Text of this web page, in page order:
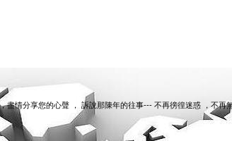
情分享您的心聲 ， 訴說那陳年的往事--- 不再徬徨迷惑 ，不